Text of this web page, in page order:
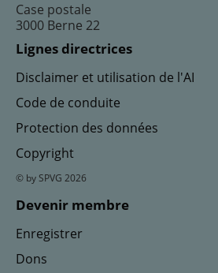
Case postale
3000 Berne 22
Lignes directrices
Disclaimer et utilisation de l'AI
Code de conduite
Protection des données
Copyright
© by SPVG 2026
Devenir membre
Enregistrer
Dons